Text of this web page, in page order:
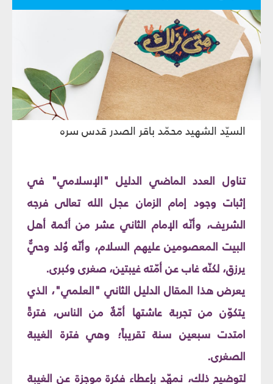
السيّد الشهيد محمّد باقر الصدر قدس سره
تناول العدد الماضي الدليل "الإسلامي" في
إثبات وجود إمام الزمان عجل الله تعالى فرجه
الشريف، وأنّه الإمام الثاني عشر من أئمة أهل
البيت المعصومين عليهم السلام، وأنّه وُلد وحيٌّ
يرزق، لكنّه غاب عن أمّته غيبتين، صغرى وكبرى.
يعرض هذا المقال الدليل الثاني "العلمي"، الذي
يتكوّن من تجربة عاشتها أمّةٌ من الناس، فترةً
امتدت سبعين سنة تقريباً؛ وهي فترة الغيبة
الصغرى.
لتوضيح ذلك، نمهّد بإعطاء فكرة موجزة عن الغيبة